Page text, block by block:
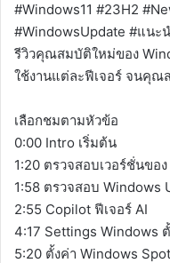
#Windows11 #23H2
#WindowsUpdate #แนะ
รีวิวคุณสมบัติใหม่ของ
ใช้งานแต่ละฟีเจอร์ จนคุณ
เลือกชมตามหัวข้อ
0:00 Intro เริ่มต้น
1:20 ตรวจสอบเวอร์ชั่นขอ
1:58 ตรวจสอบ Windows
2:55 Copilot ฟีเจอร์ AI
4:17 Settings Windows
5:20 ตั้งค่า Windows